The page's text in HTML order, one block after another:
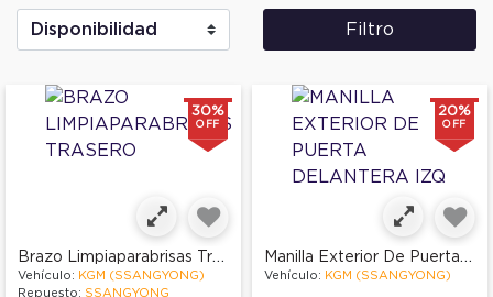
Filtro
30%
OFF
Brazo Limpiaparabrisas Trasero
Vehículo: KGM (SSANGYONG)
Repuesto: SSANGYONG
20%
OFF
Manilla Exterior De Puerta Delantera Izq
Vehículo: KGM (SSANGYONG)